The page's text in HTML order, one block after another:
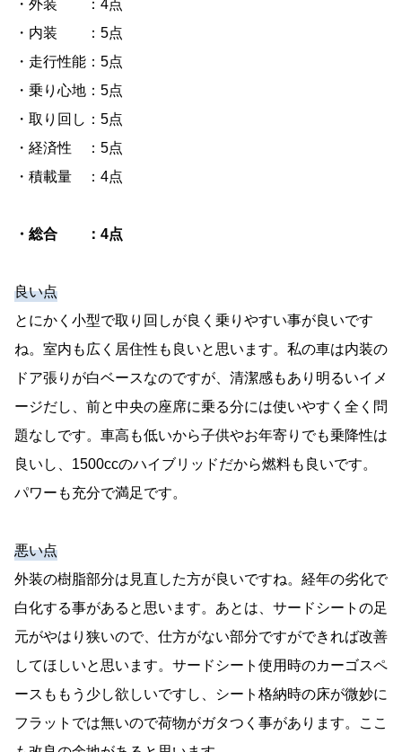
・外装 ：4点
・内装 ：5点
・走行性能：5点
・乗り心地：5点
・取り回し：5点
・経済性 ：5点
・積載量 ：4点
・総合 ：4点
良い点
とにかく小型で取り回しが良く乗りやすい事が良いです
ね。室内も広く居住性も良いと思います。私の車は内装の
ドア張りが白ベースなのですが、清潔感もあり明るいイメ
ージだし、前と中央の座席に乗る分には使いやすく全く問
題なしです。車高も低いから子供やお年寄りでも乗降性は
良いし、1500ccのハイブリッドだから燃料も良いです。
パワーも充分で満足です。
悪い点
外装の樹脂部分は見直した方が良いですね。経年の劣化で
白化する事があると思います。あとは、サードシートの足
元がやはり狭いので、仕方がない部分ですができれば改善
してほしいと思います。サードシート使用時のカーゴスペ
ースももう少し欲しいですし、シート格納時の床が微妙に
フラットでは無いので荷物がガタつく事があります。ここ